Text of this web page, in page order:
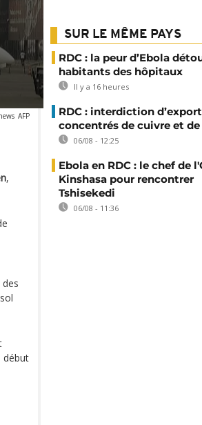
AFP
,
début
SUR LE MÊME PAYS
RDC : la peur d’Ebola
habitants des hôpitaux
Il y a 16 heures
RDC : interdiction
concentrés de cuivre et
06/08 - 12:25
Ebola en RDC : le chef de
Kinshasa pour rencontrer
Tshisekedi
06/08 - 11:36